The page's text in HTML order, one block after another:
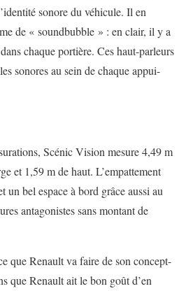
sonore du véhicule. Il en
de « soundbubble » : en clair, il y a
chaque portière. Ces haut-parleurs
sonores au sein de chaque appui-
Scénic Vision mesure 4,49 m
et 1,59 m de haut. L’empattement
un bel espace à bord grâce aussi au
antagonistes sans montant de
que Renault va faire de son concept-
que Renault ait le bon goût d’en